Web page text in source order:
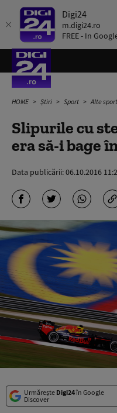
Digi24
m.digi24.ro
FREE - In
HOME Știri Sport Alte
Slipurile cu
era să-i bage
Data publicării:06.10.2016
Urmărește Digi24în Google
Discover